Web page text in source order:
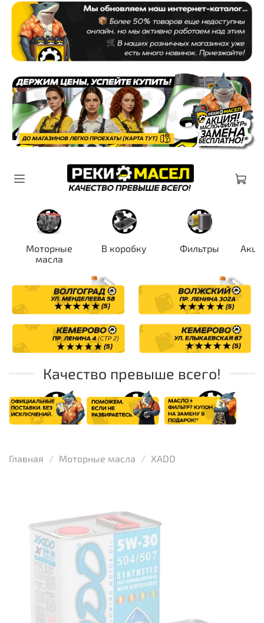
Моторные
масла
В коробку Фильтры
Качество превыше всего!
Главная Моторные масла XADO